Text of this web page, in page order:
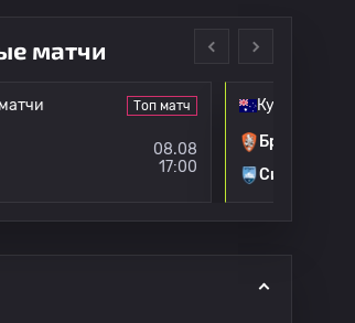
матчи
Топ матч
08.08
17:00
Кубок
Брисбен
Сидней